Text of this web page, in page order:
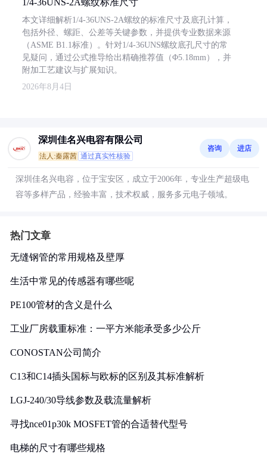
1/4-36UNS-2A螺纹标准尺寸
本文详细解析1/4-36UNS-2A螺纹的标准尺寸及底孔计算，
包括外径、螺距、公差等关键参数，并提供专业数据来源
（ASME B1.1标准）。针对1/4-36UNS螺纹底孔尺寸的常
见疑问，通过公式推导给出精确推荐值（Φ5.18mm），并
附加工艺建议与扩展知识。
2026年8月4日
深圳佳名兴电容有限公司
法人:秦露茜 通过真实性核验
咨询 进店
深圳佳名兴电容，位于宝安区，成立于2006年，专业生产超级电
容等多样产品，经验丰富，技术权威，服务多元电子领域。
热门文章
无缝钢管的常用规格及壁厚
生活中常见的传感器有哪些呢
PE100管材的含义是什么
工业厂房载重标准：一平方米能承受多少公斤
CONOSTAN公司简介
C13和C14插头国标与欧标的区别及其标准解析
LGJ-240/30导线参数及载流量解析
寻找nce01p30k MOSFET管的合适替代型号
电梯的尺寸有哪些规格